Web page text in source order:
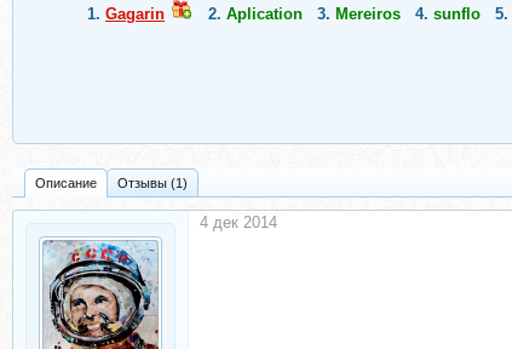
1. Gagarin 2. Aplication 3. Mereiros 4. sunflo 5.
Описание Отзывы (1)
4 дек 2014